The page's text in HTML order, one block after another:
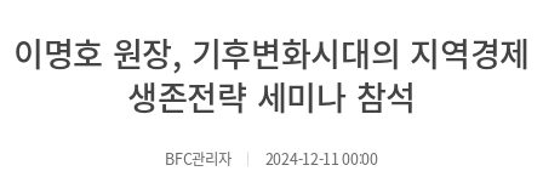
입주환경
소개
인센티브
및
이명호 원장, 기후변화시대의 지역경제
생존전략 세미나 참석
BFC관리자 2024-12-11 00:00